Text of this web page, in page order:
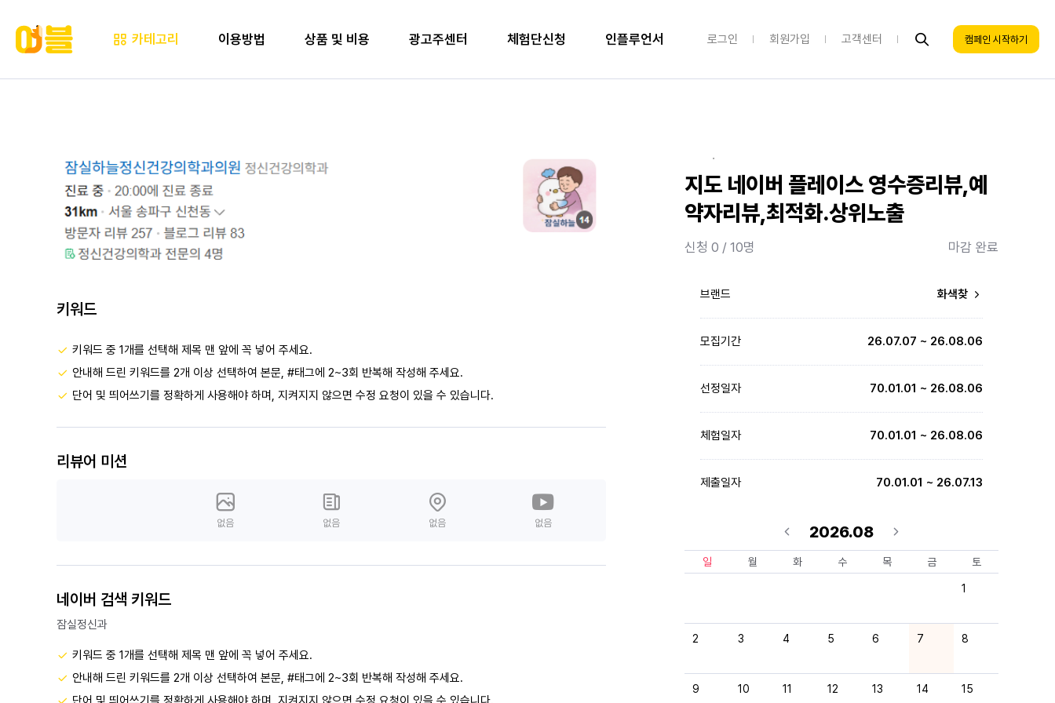
카테고리 이용방법 상품 및 비용 광고주센터 체험단신청 인플루언서 로그인 회원가입 고객센터 캠페인 시작하기
·
지도 네이버 플레이스 영수증리뷰,예
약자리뷰,최적화.상위노출
신청 0 / 10명 마감 완료
브랜드 화색찾
모집기간 26.07.07 ~ 26.08.06
선정일자 70.01.01 ~ 26.08.06
체험일자 70.01.01 ~ 26.08.06
제출일자 70.01.01 ~ 26.07.13
2026.08
일 월 화 수 목 금 토
1
2 3 4 5 6 7 8
9 10 11 12 13 14 15
키워드
키워드 중 1개를 선택해 제목 맨 앞에 꼭 넣어 주세요.
안내해 드린 키워드를 2개 이상 선택하여 본문, #태그에 2~3회 반복해 작성해 주세요.
단어 및 띄어쓰기를 정확하게 사용해야 하며, 지켜지지 않으면 수정 요청이 있을 수 있습니다.
리뷰어 미션
없음 없음 없음 없음
네이버 검색 키워드
잠실정신과
키워드 중 1개를 선택해 제목 맨 앞에 꼭 넣어 주세요.
안내해 드린 키워드를 2개 이상 선택하여 본문, #태그에 2~3회 반복해 작성해 주세요.